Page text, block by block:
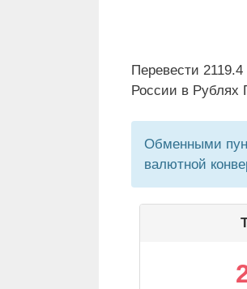
Перевести
России в
Обменными
валютной